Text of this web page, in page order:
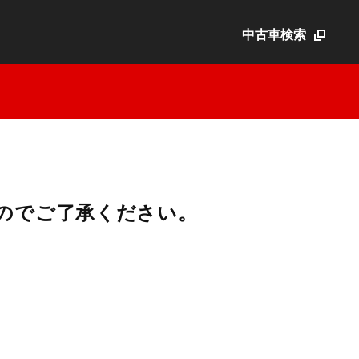
中古車検索
でご了承ください。